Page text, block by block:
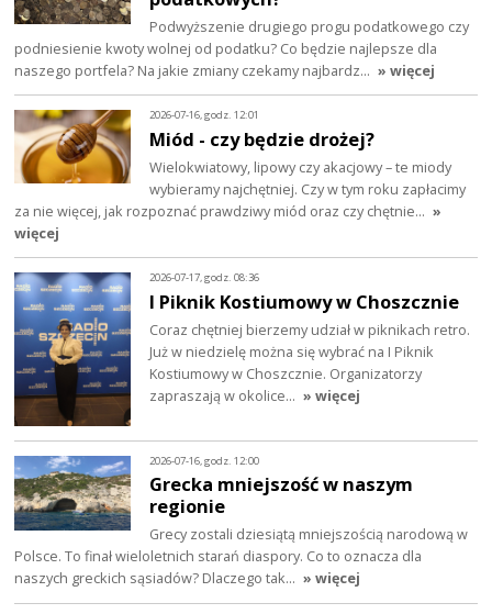
Podwyższenie drugiego progu podatkowego czy
podniesienie kwoty wolnej od podatku? Co będzie najlepsze dla
naszego portfela? Na jakie zmiany czekamy najbardz… » więcej
2026-07-16, godz. 12:01
Miód - czy będzie drożej?
Wielokwiatowy, lipowy czy akacjowy – te miody
wybieramy najchętniej. Czy w tym roku zapłacimy
za nie więcej, jak rozpoznać prawdziwy miód oraz czy chętnie… »
więcej
2026-07-17, godz. 08:36
I Piknik Kostiumowy w Choszcznie
Coraz chętniej bierzemy udział w piknikach retro.
Już w niedzielę można się wybrać na I Piknik
Kostiumowy w Choszcznie. Organizatorzy
zapraszają w okolice… » więcej
2026-07-16, godz. 12:00
Grecka mniejszość w naszym
regionie
Grecy zostali dziesiątą mniejszością narodową w
Polsce. To finał wieloletnich starań diaspory. Co to oznacza dla
naszych greckich sąsiadów? Dlaczego tak… » więcej